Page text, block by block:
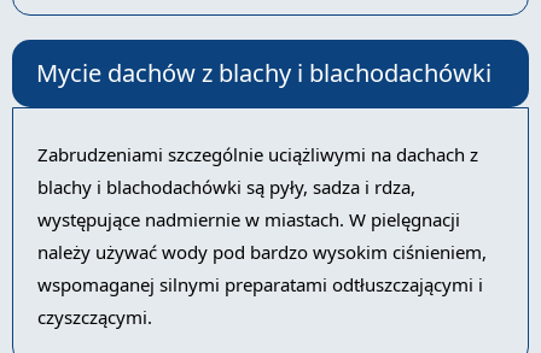
Mycie dachów z blachy i blachodachówki
Zabrudzeniami szczególnie uciążliwymi na dachach z
blachy i blachodachówki są pyły, sadza i rdza,
występujące nadmiernie w miastach. W pielęgnacji
należy używać wody pod bardzo wysokim ciśnieniem,
wspomaganej silnymi preparatami odtłuszczającymi i
czyszczącymi.